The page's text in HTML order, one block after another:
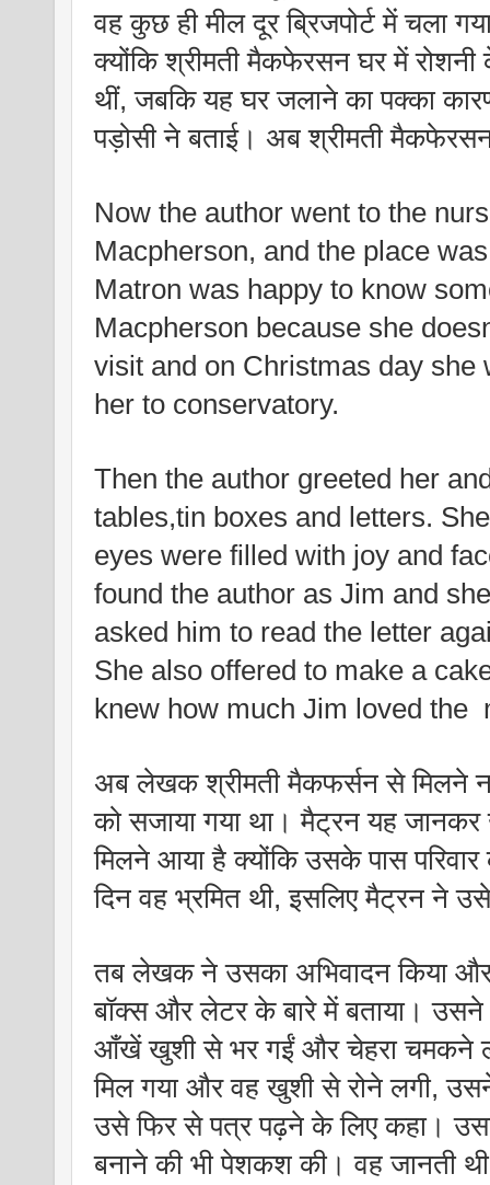
वह कुछ ही मील दूर ब्रिजपोर्ट में चला
क्योंकि श्रीमती मैकफेरसन घर में रोशनी
थीं, जबकि यह घर जलाने का पक्का
पड़ोसी ने बताई। अब श्रीमती मैकफेरसन
Now the author went to the
Macpherson, and the place
Matron was happy to know
Macpherson because she
visit and on Christmas day she
her to conservatory.
Then the author greeted her
tables,tin boxes and letters.
eyes were filled with joy and
found the author as Jim and
asked him to read the letter
She also offered to make a
knew how much Jim loved the
अब लेखक श्रीमती मैकफर्सन से मिलने
को सजाया गया था। मैट्रन यह
मिलने आया है क्योंकि उसके पास
दिन वह भ्रमित थी, इसलिए मैट्रन ने
तब लेखक ने उसका अभिवादन किया
बॉक्स और लेटर के बारे में बताया।
आँखें खुशी से भर गईं और चेहरा
मिल गया और वह खुशी से रोने लगी,
उसे फिर से पत्र पढ़ने के लिए कहा।
बनाने की भी पेशकश की। वह जानती